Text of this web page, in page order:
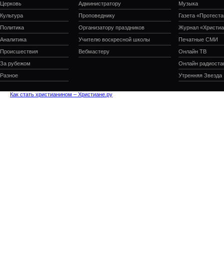
Церковь
Культура
Политика
Аналитика
Происшествия
За рубежом
Разное
Администратору
Проповеднику
Организатору праздников
Учителю воскресной школы
Вебмастеру
Музыка
Газета
Журнал
Печатные СМИ
Онлайн ТВ
Онлайн
Утренняя Звезда
Как стать христианином – Христиане.ру